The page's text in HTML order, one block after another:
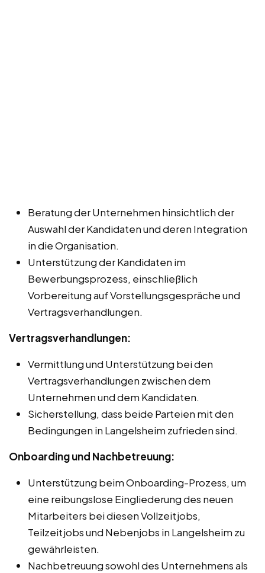
Beratung der Unternehmen hinsichtlich der
Auswahl der Kandidaten und deren Integration
in die Organisation.
Unterstützung der Kandidaten im
Bewerbungsprozess, einschließlich
Vorbereitung auf Vorstellungsgespräche und
Vertragsverhandlungen.
Vertragsverhandlungen:
Vermittlung und Unterstützung bei den
Vertragsverhandlungen zwischen dem
Unternehmen und dem Kandidaten.
Sicherstellung, dass beide Parteien mit den
Bedingungen in Langelsheim zufrieden sind.
Onboarding und Nachbetreuung:
Unterstützung beim Onboarding-Prozess, um
eine reibungslose Eingliederung des neuen
Mitarbeiters bei diesen Vollzeitjobs,
Teilzeitjobs und Nebenjobs in Langelsheim zu
gewährleisten.
Nachbetreuung sowohl des Unternehmens als